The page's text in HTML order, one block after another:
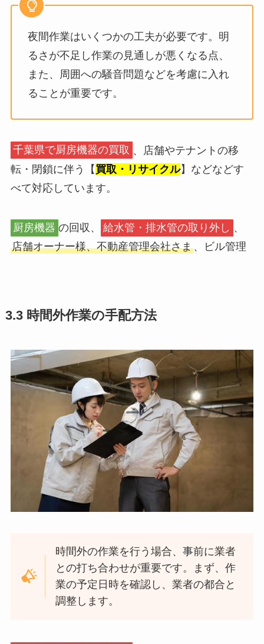
夜間作業はいくつかの工夫が必要です。明
るさが不足し作業の見通しが悪くなる点、
また、周囲への騒音問題などを考慮に入れ
ることが重要です。
千葉県で厨房機器の買取 、店舗やテナントの移
転・閉鎖に伴う【 買取・リサイクル】などなどす
べて対応しています。
厨房機器 の回収、 給水管・排水管の取り外し 、
店舗オーナー様、不動産管理会社さま、ビル管理
3.3 時間外作業の手配方法
時間外の作業を行う場合、事前に業者
との打ち合わせが重要です。まず、作
業の予定日時を確認し、業者の都合と
調整します。